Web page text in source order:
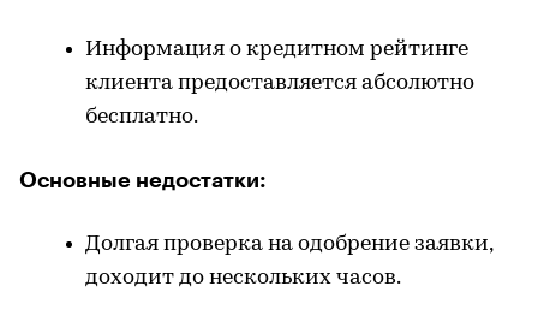
Информация о кредитном рейтинге
клиента предоставляется абсолютно
бесплатно.
Основные недостатки:
Долгая проверка на одобрение заявки,
доходит до нескольких часов.